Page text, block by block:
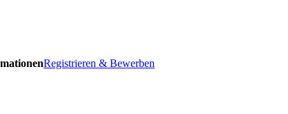
Registrieren & Bewerben